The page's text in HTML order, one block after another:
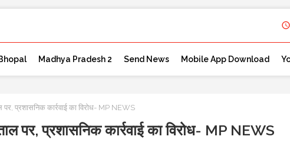
Madhya Pradesh 2 Send News Mobile App Download
प्रशासनिक कार्रवाई का विरोध- MP NEWS
पर, प्रशासनिक कार्रवाई का विरोध- MP NEWS